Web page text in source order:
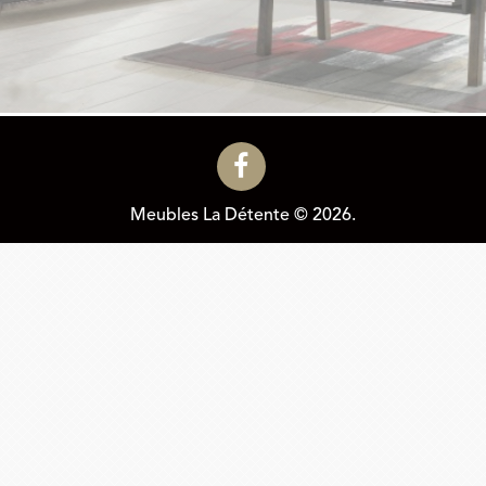
Meubles La Détente © 2026.